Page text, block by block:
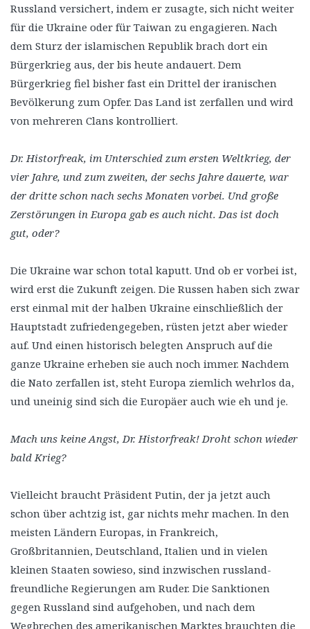
Russland versichert, indem er zusagte, sich nicht weiter
für die Ukraine oder für Taiwan zu engagieren. Nach
dem Sturz der islamischen Republik brach dort ein
Bürgerkrieg aus, der bis heute andauert. Dem
Bürgerkrieg fiel bisher fast ein Drittel der iranischen
Bevölkerung zum Opfer. Das Land ist zerfallen und wird
von mehreren Clans kontrolliert.
Dr. Historfreak, im Unterschied zum ersten Weltkrieg, der
vier Jahre, und zum zweiten, der sechs Jahre dauerte, war
der dritte schon nach sechs Monaten vorbei. Und große
Zerstörungen in Europa gab es auch nicht. Das ist doch
gut, oder?
Die Ukraine war schon total kaputt. Und ob er vorbei ist,
wird erst die Zukunft zeigen. Die Russen haben sich zwar
erst einmal mit der halben Ukraine einschließlich der
Hauptstadt zufriedengegeben, rüsten jetzt aber wieder
auf. Und einen historisch belegten Anspruch auf die
ganze Ukraine erheben sie auch noch immer. Nachdem
die Nato zerfallen ist, steht Europa ziemlich wehrlos da,
und uneinig sind sich die Europäer auch wie eh und je.
Mach uns keine Angst, Dr. Historfreak! Droht schon wieder
bald Krieg?
Vielleicht braucht Präsident Putin, der ja jetzt auch
schon über achtzig ist, gar nichts mehr machen. In den
meisten Ländern Europas, in Frankreich,
Großbritannien, Deutschland, Italien und in vielen
kleinen Staaten sowieso, sind inzwischen russland-
freundliche Regierungen am Ruder. Die Sanktionen
gegen Russland sind aufgehoben, und nach dem
Wegbrechen des amerikanischen Marktes brauchten die